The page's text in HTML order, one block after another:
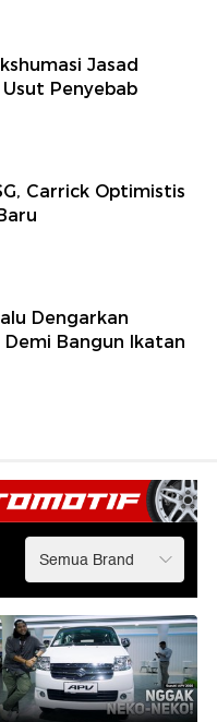
Jasad
Penyebab
Carrick Optimistis
Dengarkan
Demi Bangun Ikatan